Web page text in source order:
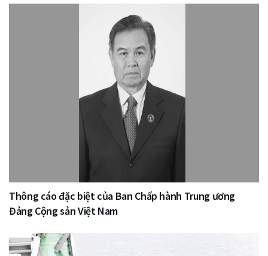
Thông cáo đặc biệt của Ban Chấp hành Trung ương
Đảng Cộng sản Việt Nam